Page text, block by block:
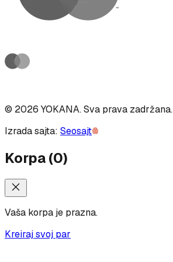
© 2026 YOKANA.Sva prava zadržana.
Izrada sajta: Seosajt
Korpa(0)
Vaša korpa je prazna.
Kreiraj svoj par